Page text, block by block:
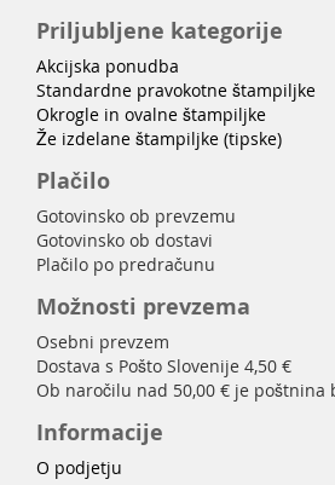
Priljubljene kategorije
Akcijska ponudba
Standardne pravokotne štampiljke
Okrogle in ovalne štampiljke
Že izdelane štampiljke (tipske)
Plačilo
Gotovinsko ob prevzemu
Gotovinsko ob dostavi
Plačilo po predračunu
Možnosti prevzema
Osebni prevzem
Dostava s Pošto Slovenije 4,50 €
Ob naročilu nad 50,00 € je poštnina
Informacije
O podjetju